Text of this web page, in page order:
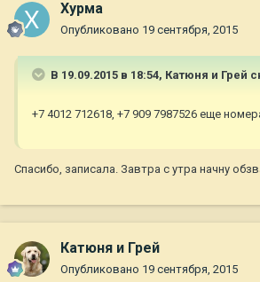
Хурма
Опубликовано 19 сентября, 2015
В 19.09.2015 в 18:54, Катюня и Грей
+7 4012 712618, +7 909 7987526 еще
Спасибо, записала. Завтра с утра начну
Катюня и Грей
Опубликовано 19 сентября, 2015